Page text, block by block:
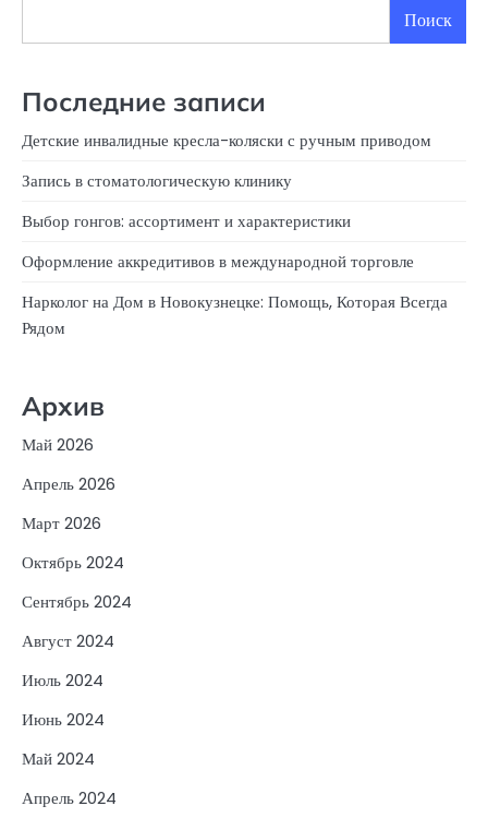
Поиск
Последние записи
Детские инвалидные кресла-коляски с ручным приводом
Запись в стоматологическую клинику
Выбор гонгов: ассортимент и характеристики
Оформление аккредитивов в международной торговле
Нарколог на Дом в Новокузнецке: Помощь, Которая Всегда
Рядом
Архив
Май 2026
Апрель 2026
Март 2026
Октябрь 2024
Сентябрь 2024
Август 2024
Июль 2024
Июнь 2024
Май 2024
Апрель 2024